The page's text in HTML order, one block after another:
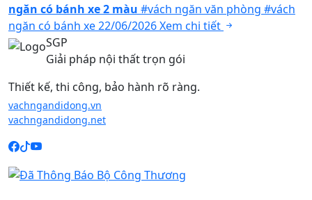
ngăn có bánh xe 2 màu #vách ngăn văn phòng #vách
ngăn có bánh xe22/06/2026Xem chi tiết
SGP
Giải pháp nội thất trọn gói
Thiết kế, thi công, bảo hành rõ ràng.
vachngandidong.vn
vachngandidong.net